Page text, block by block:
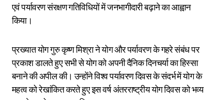
एवं पर्यावरण संरक्षण गतिविधियों में जनभागीदारी बढ़ाने का आह्वान
किया।
प्रख्यात योग गुरु कृष्ण मिश्रा ने योग और पर्यावरण के गहरे संबंध पर
प्रकाश डालते हुए सभी से योग को अपनी दैनिक दिनचर्या का हिस्सा
बनाने की अपील की। उन्होंने विश्व पर्यावरण दिवस के संदर्भ में योग के
महत्व को रेखांकित करते हुए इस वर्ष अंतरराष्ट्रीय योग दिवस को भव्य